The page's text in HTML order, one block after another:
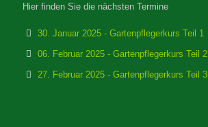
Hier finden Sie die nächsten Termine
30. Januar 2025 - Gartenpflegerkurs Teil 1
06. Februar 2025 - Gartenpflegerkurs Teil 2
27. Februar 2025 - Gartenpflegerkurs Teil 3